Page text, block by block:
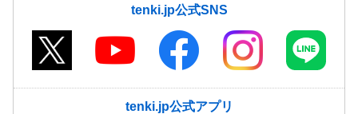
tenki.jp公式SNS
tenki.jp公式アプリ